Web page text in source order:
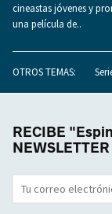
cineastas jóvenes y
una película de..
OTROS TEMAS:
RECIBE